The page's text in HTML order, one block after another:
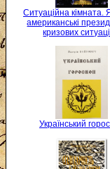
Ситуаційна кімната.
американські
кризових
Український